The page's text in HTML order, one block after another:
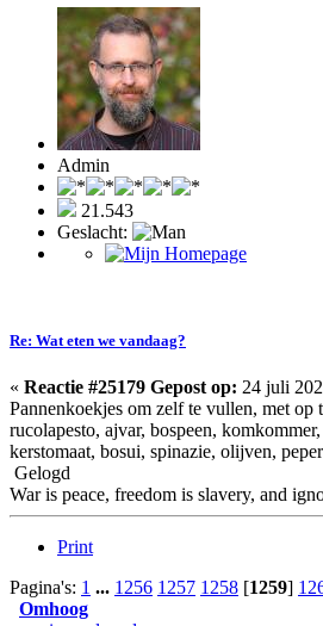
Admin
21.543
Geslacht:
Re: Wat eten we vandaag?
« Reactie #25179 Gepost op: 24 juli
Pannenkoekjes om zelf te vullen, met op
rucolapesto, ajvar, bospeen,
kerstomaat, bosui, spinazie, olijven,
Gelogd
War is peace, freedom is slavery, and
Print
Pagina's: 1 ... 1256 1257 1258 [1259]
Omhoog